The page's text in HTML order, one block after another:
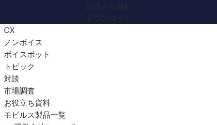
お役立ち資料
ダウンロード
CX
ノンボイス
ボイスボット
トピック
対談
市場調査
お役立ち資料
モビルス製品一覧